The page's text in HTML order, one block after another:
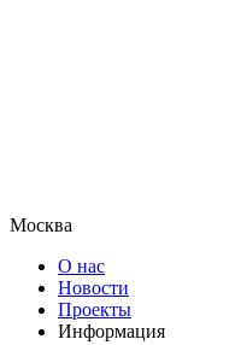
Москва
О нас
Новости
Проекты
Информация